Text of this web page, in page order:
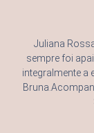
Juliana
sempre foi
integralmente a